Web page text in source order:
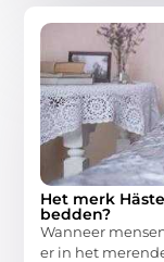
Het merk
bedden?
Wanneer
er in het